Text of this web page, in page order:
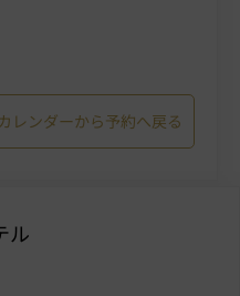
カレンダーから予約へ戻る
ル